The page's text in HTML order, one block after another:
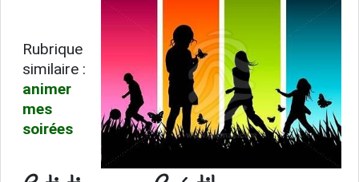
Rubrique
similaire :
animer
mes
soirées